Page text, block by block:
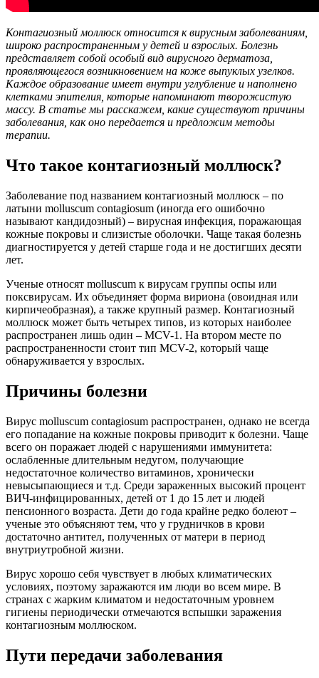
Контагиозный моллюск относится к вирусным заболеваниям,
широко распространенным у детей и взрослых. Болезнь
представляет собой особый вид вирусного дерматоза,
проявляющегося возникновением на коже выпуклых узелков.
Каждое образование имеет внутри углубление и наполнено
клетками эпителия, которые напоминают творожистую
массу. В статье мы расскажем, какие существуют причины
заболевания, как оно передается и предложим методы
терапии.
Что такое контагиозный моллюск?
Заболевание под названием контагиозный моллюск – по
латыни molluscum contagiosum (иногда его ошибочно
называют кандидозный) – вирусная инфекция, поражающая
кожные покровы и слизистые оболочки. Чаще такая болезнь
диагностируется у детей старше года и не достигших десяти
лет.
Ученые относят molluscum к вирусам группы оспы или
поксвирусам. Их объединяет форма вириона (овоидная или
кирпичеобразная), а также крупный размер. Контагиозный
моллюск может быть четырех типов, из которых наиболее
распространен лишь один – MCV-1. На втором месте по
распространенности стоит тип MCV-2, который чаще
обнаруживается у взрослых.
Причины болезни
Вирус molluscum contagiosum распространен, однако не всегда
его попадание на кожные покровы приводит к болезни. Чаще
всего он поражает людей с нарушениями иммунитета:
ослабленные длительным недугом, получающие
недостаточное количество витаминов, хронически
невысыпающиеся и т.д. Среди зараженных высокий процент
ВИЧ-инфицированных, детей от 1 до 15 лет и людей
пенсионного возраста. Дети до года крайне редко болеют –
ученые это объясняют тем, что у грудничков в крови
достаточно антител, полученных от матери в период
внутриутробной жизни.
Вирус хорошо себя чувствует в любых климатических
условиях, поэтому заражаются им люди во всем мире. В
странах с жарким климатом и недостаточным уровнем
гигиены периодически отмечаются вспышки заражения
контагиозным моллюском.
Пути передачи заболевания